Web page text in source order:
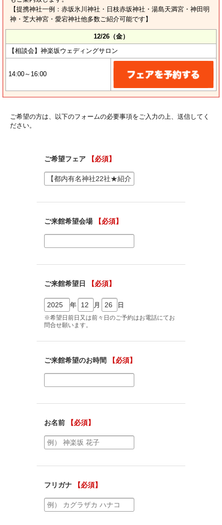
【提携神社一例：赤坂氷川神社・日枝赤坂神社・湯島天満宮・神田明
神・芝大神宮・愛宕神社他多数ご紹介可能です】
12/26（金）
【相談会】神楽坂ウェディングサロン
14:00～16:00